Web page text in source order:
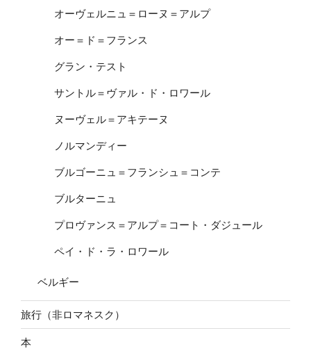
オーヴェルニュ＝ローヌ＝アルプ
オー＝ド＝フランス
グラン・テスト
サントル＝ヴァル・ド・ロワール
ヌーヴェル＝アキテーヌ
ノルマンディー
ブルゴーニュ＝フランシュ＝コンテ
ブルターニュ
プロヴァンス＝アルプ＝コート・ダジュール
ペイ・ド・ラ・ロワール
ベルギー
旅行（非ロマネスク）
本